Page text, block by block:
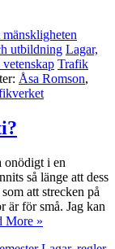
utbildning Lagar,
Trafik
Åsa Romson,
onödigt i en
så länge att dess
att strecken på
är för små. Jag kan
More »